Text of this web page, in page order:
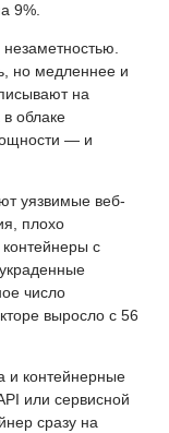
9%.
но медленнее и
на
облаке
— и
уязвимые веб-
плохо
с
число
выросло с 56
и контейнерные
или сервисной
сразу на